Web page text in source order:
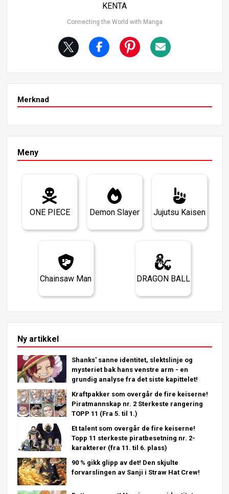
g med medlemmer av Ginyu-styrken. Men i hovedhistori
id mot Frieza’s første form. Nail påførte ikke Frieza noen
skade, ble alvorlig skadet i kampen og smeltet til slutt sa
mmen med Piccolo, noe som gjorde slutt på reisen hans.
Hadde han vist sin fulle styrke tidligere, kunne han ha bid
KENTA
Connecting the World with Manga
Merknad
Meny
ONE PIECE Demon Slayer Jujutsu Kaisen
Chainsaw Man DRAGON BALL
Ny artikkel
Shanks' sanne identitet, slektslinje og
mysteriet bak hans venstre arm - en
grundig analyse fra det siste kapittelet!
Kraftpakker som overgår de fire keiserne!
Piratmannskap nr. 2 Sterkeste rangering
TOPP 11 (Fra 5. til 1.)
Et talent som overgår de fire keiserne!
Topp 11 sterkeste piratbesetning nr. 2-
karakterer (fra 11. til 6. plass)
90 % gikk glipp av det! Den skjulte
forvarslingen av Sanji i Straw Hat Crew!